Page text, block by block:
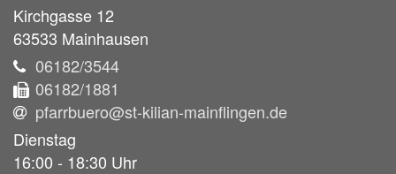
Kirchgasse 12
63533 Mainhausen
06182/3544
06182/1881
pfarrbuero@st-kilian-mainflingen.de
Dienstag
16:00 - 18:30 Uhr